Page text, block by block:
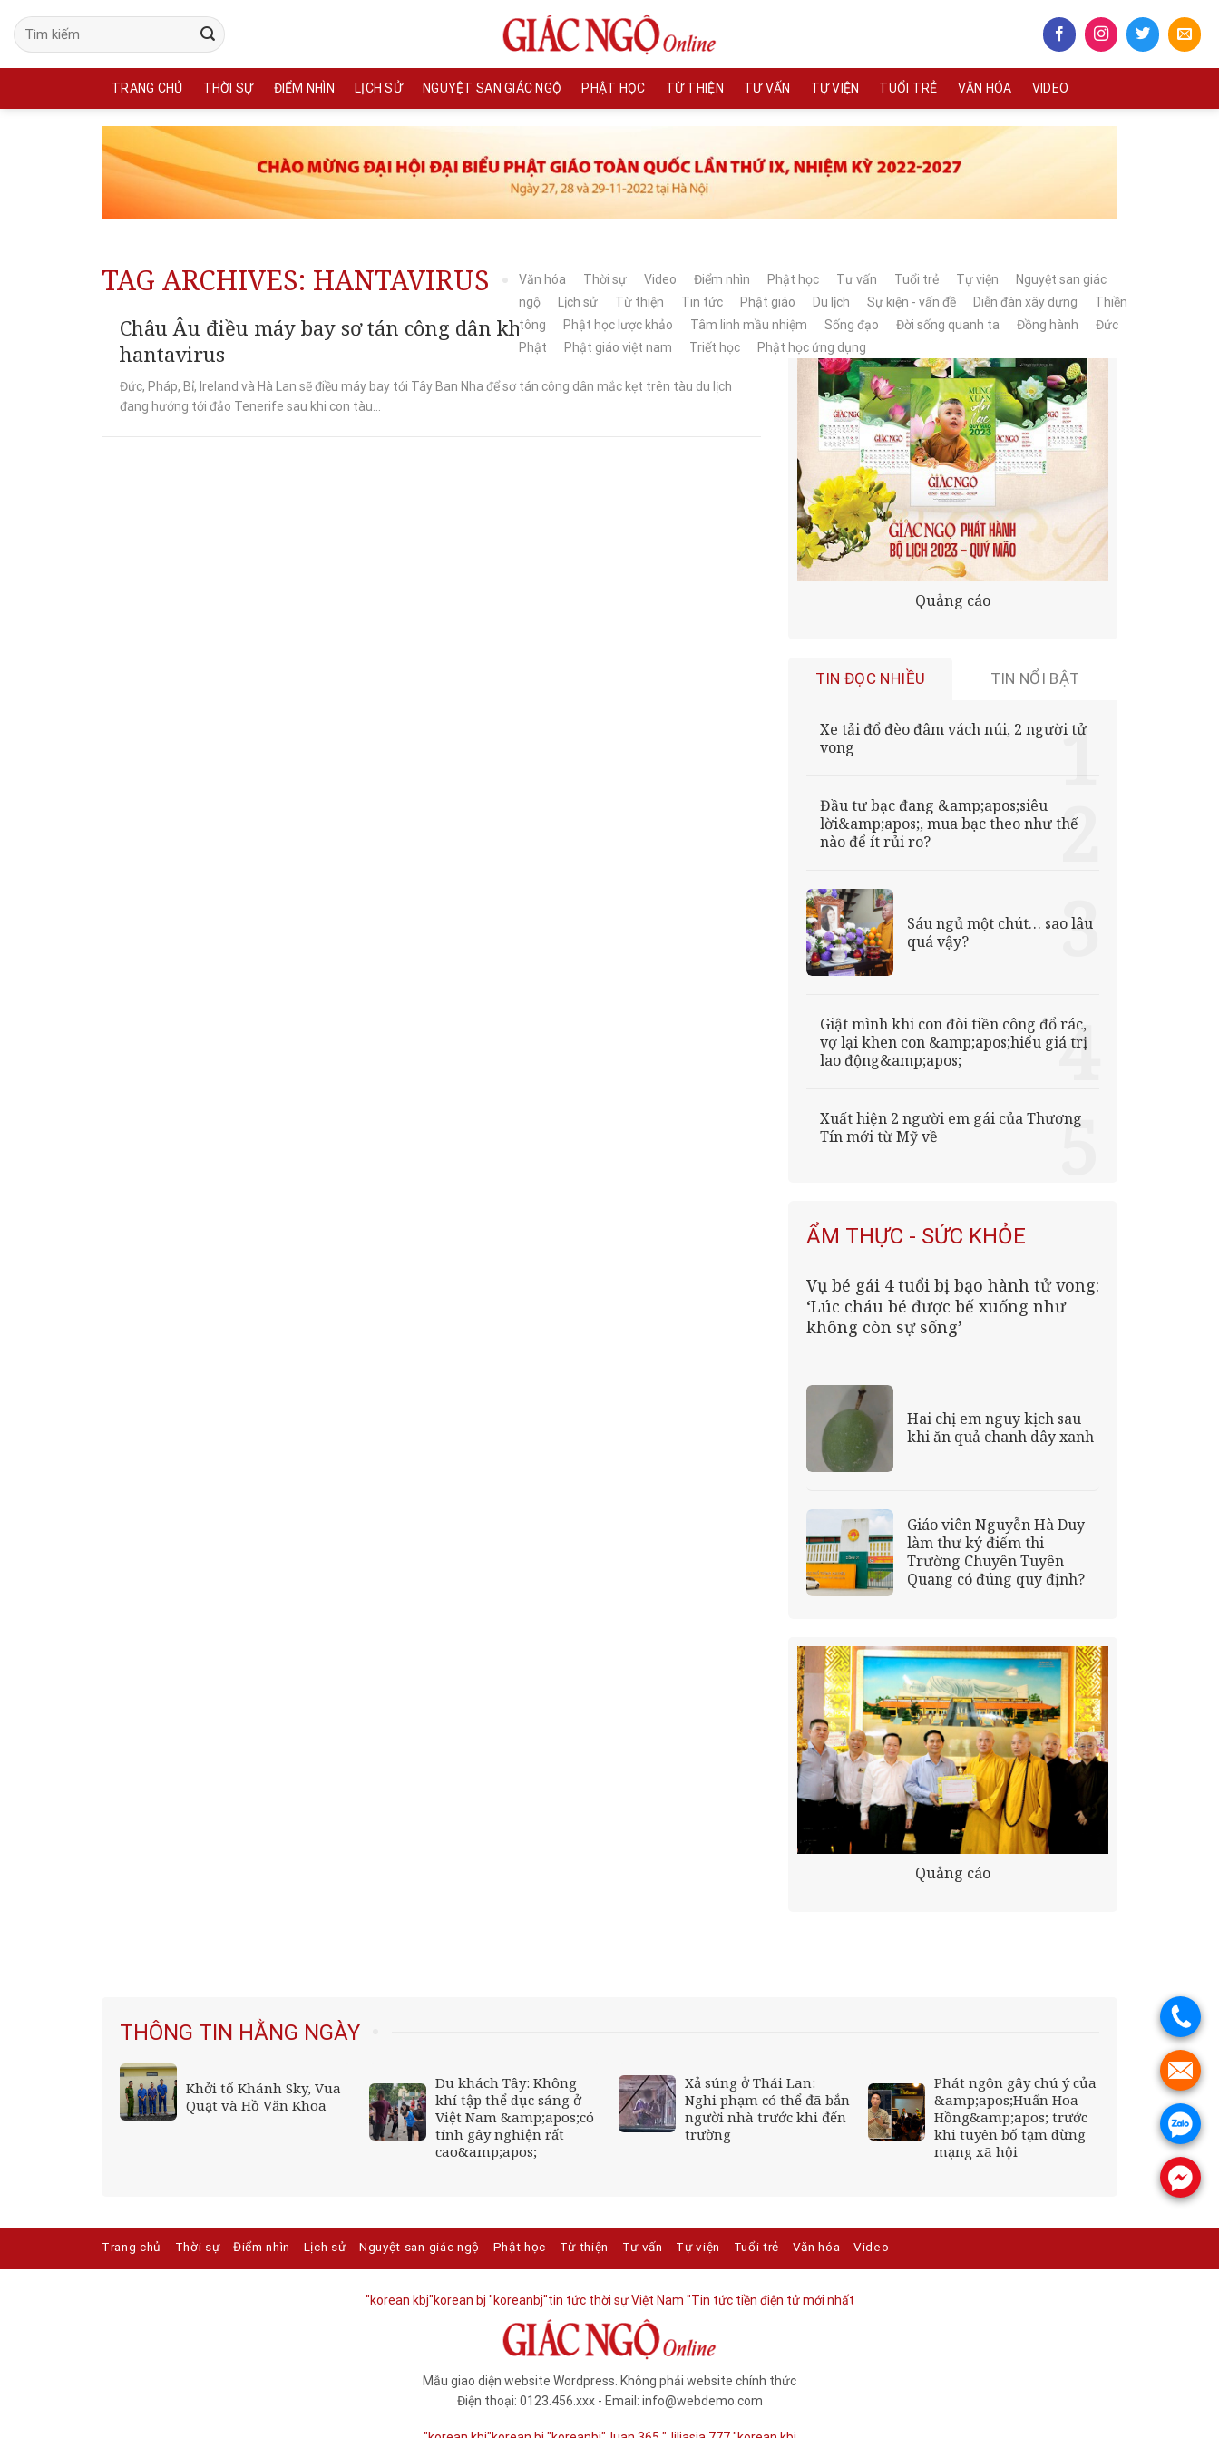
content
TRANG CHỦ THỜI SỰ ĐIỂM NHÌN LỊCH SỬ NGUYỆT SAN GIÁC NGỘ PHẬT HỌC TỪ THIỆN TƯ VẤN TỰ VIỆN TUỔI TRẺ VĂN HÓA VIDEO
TAG ARCHIVES: HANTAVIRUS Văn hóa Thời sự Video Điểm nhìn Phật học Tư vấn Tuổi trẻ Tự viện
Nguyệt san giác
ngộ
Lịch sử Từ thiện Tin tức Phật giáo Du lịch Sự kiện - vấn đề Diễn đàn xây dựng
Thiền
tông
Phật học lược khảo Tâm linh mầu nhiệm Sống đạo Đời sống quanh ta Đồng hành
Đức
Phật
Phật giáo việt nam Triết học Phật học ứng dụng
Châu Âu điều máy bay sơ tán công dân khỏi tàu du lịch bùng phát
hantavirus
Đức, Pháp, Bỉ, Ireland và Hà Lan sẽ điều máy bay tới Tây Ban Nha để sơ tán công dân mắc kẹt trên tàu du lịch
đang hướng tới đảo Tenerife sau khi con tàu...
Quảng cáo
TIN ĐỌC NHIỀU TIN NỔI BẬT
Xe tải đổ đèo đâm vách núi, 2 người tử
vong
Đầu tư bạc đang &amp;apos;siêu
lời&amp;apos;, mua bạc theo như thế
nào để ít rủi ro?
Sáu ngủ một chút… sao lâu
quá vậy?
Giật mình khi con đòi tiền công đổ rác,
vợ lại khen con &amp;apos;hiểu giá trị
lao động&amp;apos;
Xuất hiện 2 người em gái của Thương
Tín mới từ Mỹ về
ẨM THỰC - SỨC KHỎE
Vụ bé gái 4 tuổi bị bạo hành tử vong:
‘Lúc cháu bé được bế xuống như
không còn sự sống’
Hai chị em nguy kịch sau
khi ăn quả chanh dây xanh
Giáo viên Nguyễn Hà Duy
làm thư ký điểm thi
Trường Chuyên Tuyên
Quang có đúng quy định?
Quảng cáo
THÔNG TIN HẰNG NGÀY
Khởi tố Khánh Sky, Vua
Quạt và Hồ Văn Khoa
Du khách Tây: Không
khí tập thể dục sáng ở
Việt Nam &amp;apos;có
tính gây nghiện rất
cao&amp;apos;
Xả súng ở Thái Lan:
Nghi phạm có thể đã bắn
người nhà trước khi đến
trường
Phát ngôn gây chú ý của
&amp;apos;Huấn Hoa
Hồng&amp;apos; trước
khi tuyên bố tạm dừng
mạng xã hội
Trang chủ Thời sự Điểm nhìn Lịch sử Nguyệt san giác ngộ Phật học Từ thiện Tư vấn Tự viện Tuổi trẻ Văn hóa Video
"korean kbj​"korean bj "koreanbj​"tin tức thời sự Việt Nam "Tin tức tiền điện tử mới nhất​
Mẫu giao diện website Wordpress. Không phải website chính thức
Điện thoại: 0123.456.xxx - Email: info@webdemo.com
.
.
.
.